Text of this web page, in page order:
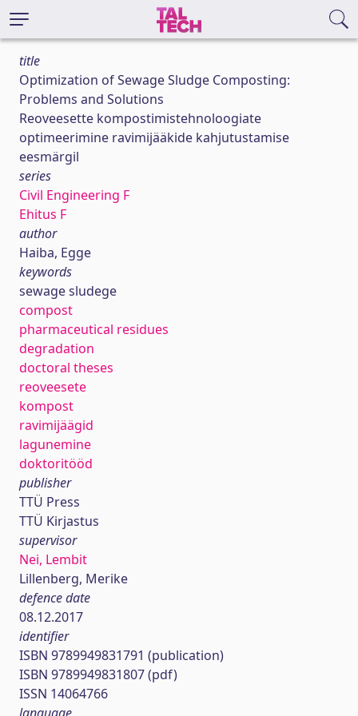
title
Optimization of Sewage Sludge Composting:
Problems and Solutions
Reoveesette kompostimistehnoloogiate
optimeerimine ravimijääkide kahjutustamise
eesmärgil
series
Civil Engineering F
Ehitus F
author
Haiba, Egge
keywords
sewage sludege
compost
pharmaceutical residues
degradation
doctoral theses
reoveesete
kompost
ravimijäägid
lagunemine
doktoritööd
publisher
TTÜ Press
TTÜ Kirjastus
supervisor
Nei, Lembit
Lillenberg, Merike
defence date
08.12.2017
identifier
ISBN 9789949831791 (publication)
ISBN 9789949831807 (pdf)
ISSN 14064766